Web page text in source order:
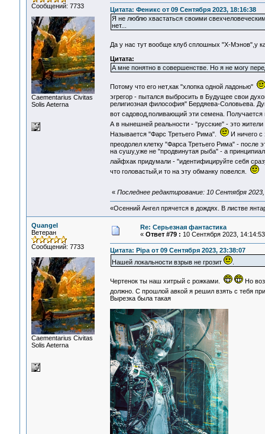
Сообщений: 7733
Сaementarius Civitas
Solis Aeterna
Цитата: Феникс от 09 Сентября 2023, 18:16:38
Я не люблю хвастаться своими
нет...
Да у нас тут вообще клуб сплошных "Х-Мэнов",у
Цитата:
А мне понятно в совершенстве. Но я не могу
Потому что его нет,как "хлопка одной ладонью"
эгрегор - пытался выбросить в Будущее свои
религиозная философия" Бердяева-Соловьева.
вот садовод,поливающий эти семена.
А в нынешней реальности - "русские" - это
Называется "Фарс Третьего Рима".
И ничего с
преодолел клетку "Фарса Третьего Рима" - после
на сушу,уже не "продвинутая рыба" - а
лайфхак придумали - "идентифицируйте себя
что головастый,и то на эту обманку повелся.
« Последнее редактирование: 10 Сентября
«Осенний Ангел прячется в дождях. В листве
Quangel
Ветеран
Сообщений: 7733
Сaementarius Civitas
Solis Aeterna
Re: Серьезная фантастика
« Ответ #79 : 10 Сентября 2023,
Цитата: Pipa от 09 Сентября 2023, 23:38:07
Нашей локальности взрыв не грозит
.
Чертенок ты наш хитрый с рожками.
Но
должно. С прошлой авкой я решил взять с тебя
Вырезка была такая